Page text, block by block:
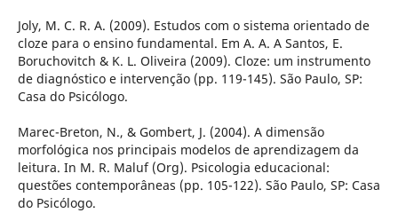
Joly, M. C. R. A. (2009). Estudos com o sistema orientado de
cloze para o ensino fundamental. Em A. A. A Santos, E.
Boruchovitch & K. L. Oliveira (2009). Cloze: um instrumento
de diagnóstico e intervenção (pp. 119-145). São Paulo, SP:
Casa do Psicólogo.
Marec-Breton, N., & Gombert, J. (2004). A dimensão
morfológica nos principais modelos de aprendizagem da
leitura. In M. R. Maluf (Org). Psicologia educacional:
questões contemporâneas (pp. 105-122). São Paulo, SP: Casa
do Psicólogo.